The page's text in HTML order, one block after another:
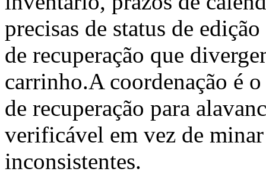
precisas de status de
de recuperação que
carrinho.A coordenação é
de recuperação para
verificável em vez de minar
inconsistentes.